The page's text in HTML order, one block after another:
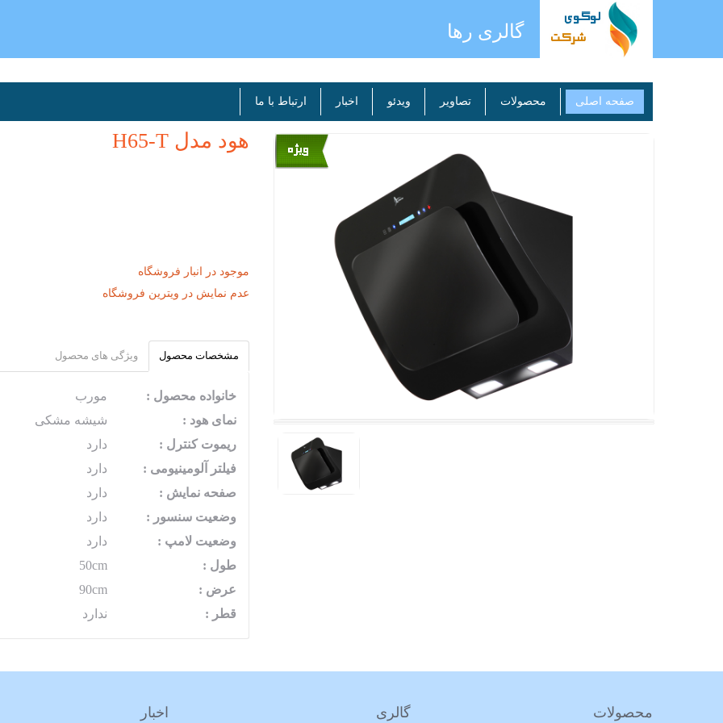
گالری رها
صفحه اصلی محصولات تصاویر ویدئو اخبار
ارتباط با ما
هود مدل H65-T
موجود در انبار فروشگاه
عدم نمایش در ویترین فروشگاه
مشخصات محصول ویژگی های محصول
خانواده محصول :
مورب
نمای هود :
شیشه مشکی
ریموت کنترل :
دارد
فیلتر آلومینیومی :
دارد
صفحه نمایش :
دارد
وضعیت سنسور :
دارد
وضعیت لامپ :
دارد
طول :
50cm
عرض :
90cm
قطر :
ندارد
محصولات گالری اخبار